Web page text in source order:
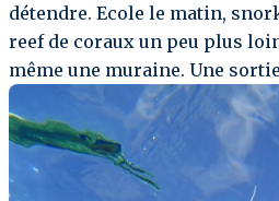
détendre. Ecole le matin,
reef de coraux un peu plus
même une muraine. Une